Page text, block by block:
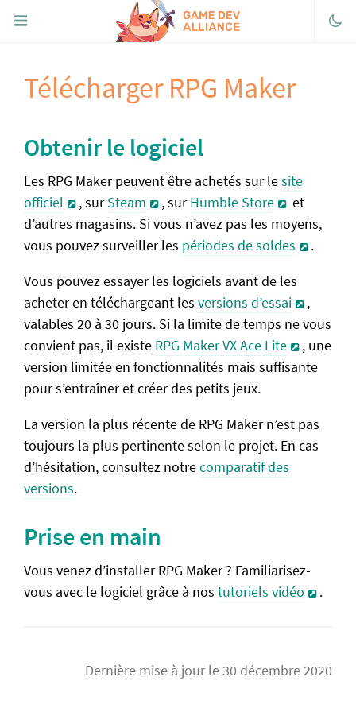
Discord
Twitter
itch.io
FaireDesJeux.fr
Découvrir
Télécharger RPG Maker
Historique de la série
Comparatif des versions
Vue d'ensemble
Le mapping
Les évènements
Interrupteurs et variables
Documentation
Questions fréquentes
Exporter son jeu
Télécharger RPG Maker
Obtenir le logiciel
Les RPG Maker peuvent être achetés sur lesite
officiel
, surSteam , surHumble Store
et
d’autres magasins. Si vous n’avez pas les moyens,
vous pouvez surveiller les périodes de soldes
.
Vous pouvez essayer les logiciels avant de les
acheter en téléchargeant les versions d’essai
,
valables 20 à 30 jours. Si la limite de temps ne vous
convient pas, il existe RPG Maker VX Ace Lite
, une
version limitée en fonctionnalités mais suffisante
pour s’entraîner et créer des petits jeux.
La version la plus récente de RPG Maker n’est pas
toujours la plus pertinente selon le projet. En cas
d’hésitation, consultez notrecomparatif des
versions.
Prise en main
Vous venez d’installer RPG Maker ? Familiarisez-
vous avec le logiciel grâce à nos tutoriels vidéo .
Dernière mise à jour le 30 décembre 2020